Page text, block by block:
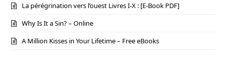
La pérégrination vers l’ouest Livres I-X : [E-Book PDF]
Why Is It a Sin? – Online
A Million Kisses in Your Lifetime – Free eBooks